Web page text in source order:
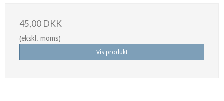
45,00 DKK
(ekskl. moms)
Vis produkt